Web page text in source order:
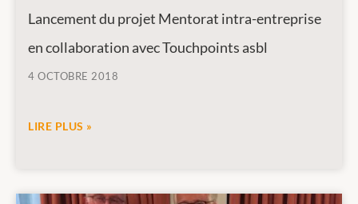
Lancement du projet Mentorat intra-entreprise
en collaboration avec Touchpoints asbl
4 OCTOBRE 2018
LIRE PLUS »